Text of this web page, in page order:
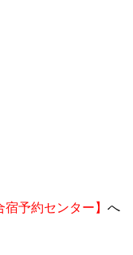
予約センター】 へ